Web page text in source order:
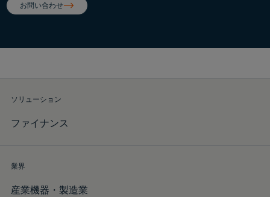
お問い合わせ
ソリューション
ファイナンス
業界
産業機器・製造業